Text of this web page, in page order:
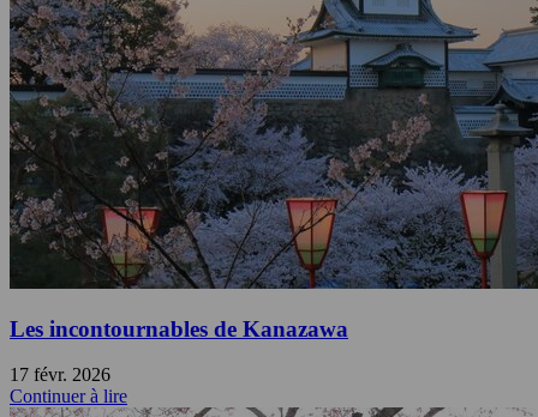
Les incontournables de Kanazawa
17 févr. 2026
Continuer à lire